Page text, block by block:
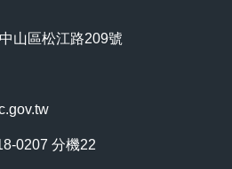
山區松江路209號
0207 分機22